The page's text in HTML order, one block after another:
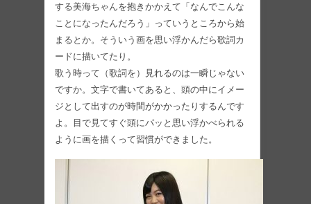
する美海ちゃんを抱きかかえて「なんでこんな
ことになったんだろう」っていうところから始
まるとか。そういう画を思い浮かんだら歌詞カ
ードに描いてたり。
歌う時って（歌詞を）見れるのは一瞬じゃない
ですか。文字で書いてあると、頭の中にイメー
ジとして出すのが時間がかかったりするんです
よ。目で見てすぐ頭にパッと思い浮かべられる
ように画を描くって習慣ができました。